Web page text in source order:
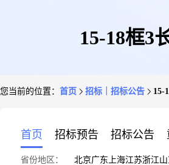
15-18框3
您当前的位置： 首页 招标｜招标公告 15-
首页 招标预告 招标公告
省份地区： 北京广东 上海江苏浙江